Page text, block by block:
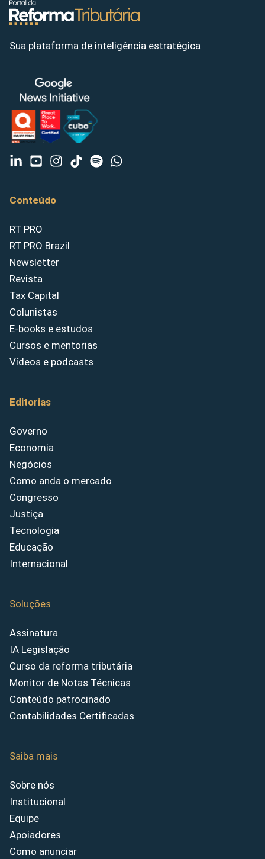
Sua plataforma de inteligência estratégica
Conteúdo
RT PRO
RT PRO Brazil
Newsletter
Revista
Tax Capital
Colunistas
E-books e estudos
Cursos e mentorias
Vídeos e podcasts
Editorias
Governo
Economia
Negócios
Como anda o mercado
Congresso
Justiça
Tecnologia
Educação
Internacional
Soluções
Assinatura
IA Legislação
Curso da reforma tributária
Monitor de Notas Técnicas
Conteúdo patrocinado
Contabilidades Certificadas
Saiba mais
Sobre nós
Institucional
Equipe
Apoiadores
Como anunciar